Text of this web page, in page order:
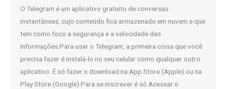
O Telegram é um aplicativo gratuito de conversas
instantâneas, cujo conteúdo fica armazenado em nuvem e que
tem como foco a segurança e a velocidade das
informações.Para usar o Telegram, a primeira coisa que você
precisa fazer é instalá-lo no seu celular como qualquer outro
aplicativo. É só fazer o download na App Store (Apple) ou na
Play Store (Google).Para se inscrever é só Acessar o